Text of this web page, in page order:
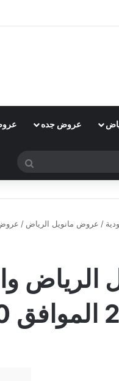
عروض جده
بحث
/ عروض مانويل الرياض / عروض
صيفك